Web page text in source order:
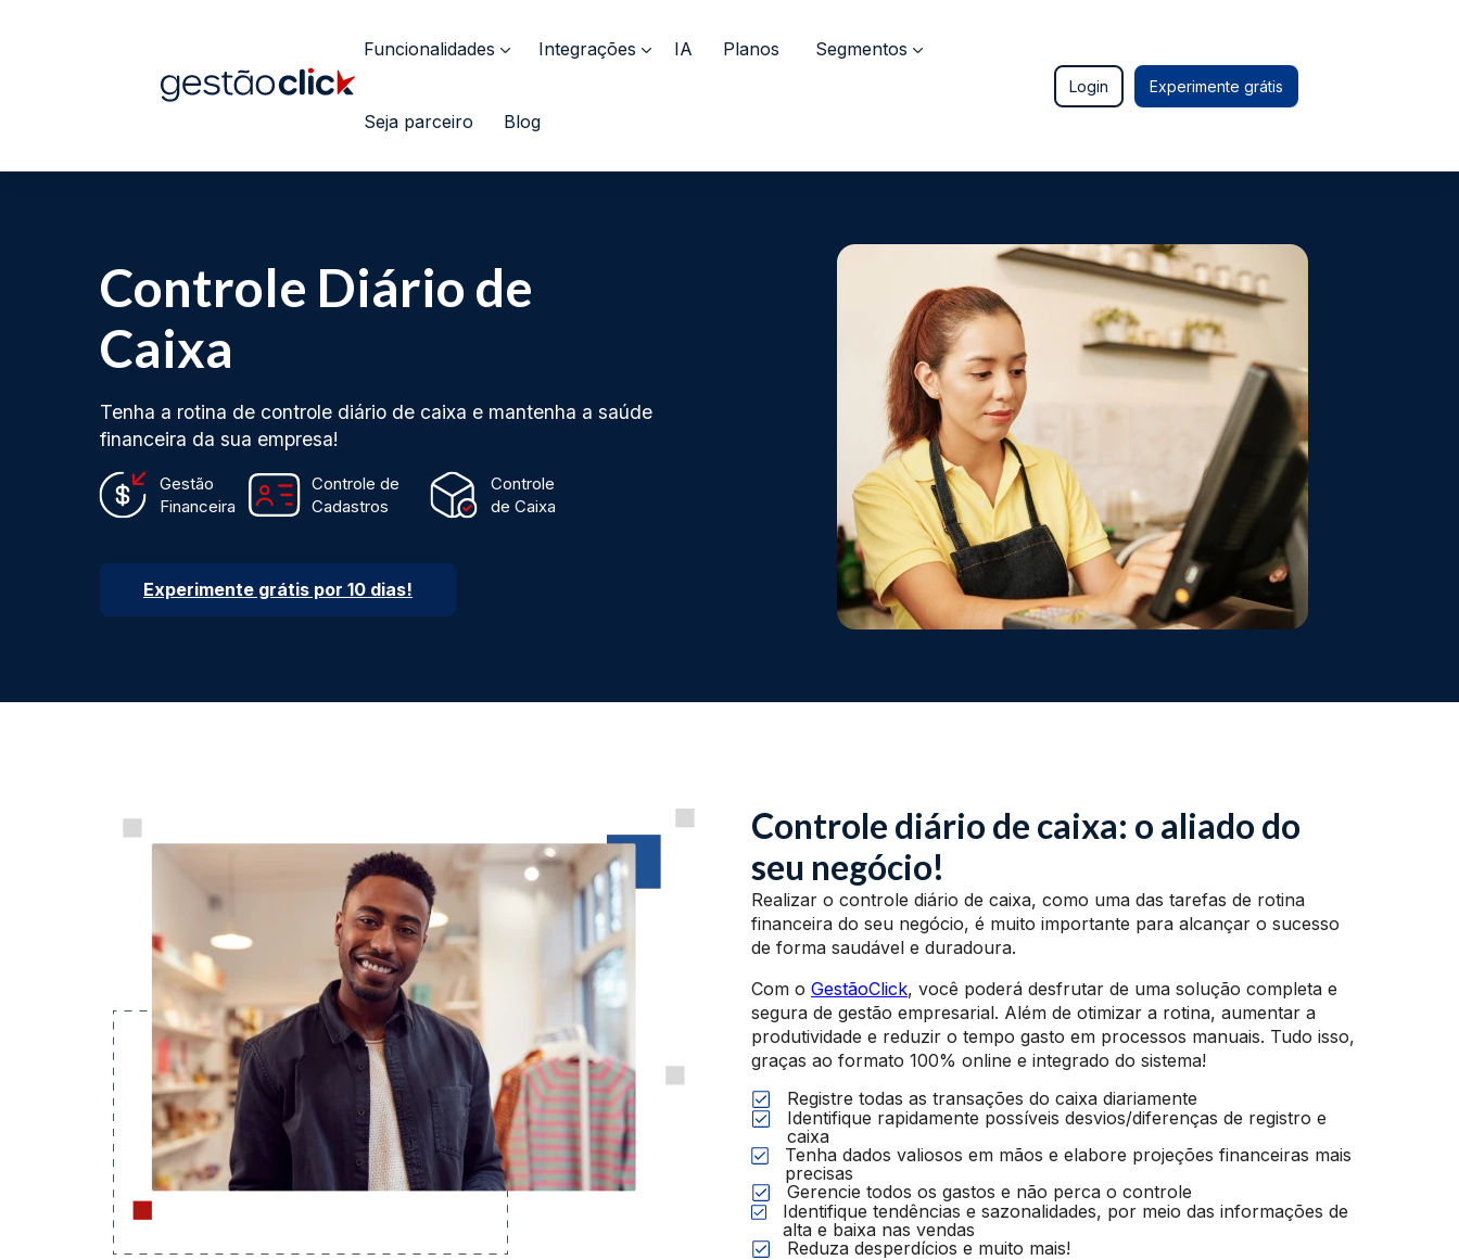
Funcionalidades Integrações IA Planos Segmentos
Seja parceiro Blog
Login Experimente grátis
Controle Diário de
Caixa
Tenha a rotina de controle diário de caixa e mantenha a saúde
financeira da sua empresa!
Gestão
Financeira
Controle de
Cadastros
Controle
de Caixa
Experimente grátis por 10 dias!
Controle diário de caixa: o aliado do
seu negócio!
Realizar o controle diário de caixa, como uma das tarefas de rotina
financeira do seu negócio, é muito importante para alcançar o sucesso
de forma saudável e duradoura.
Com o GestãoClick, você poderá desfrutar de uma solução completa e
segura de gestão empresarial. Além de otimizar a rotina, aumentar a
produtividade e reduzir o tempo gasto em processos manuais. Tudo isso,
graças ao formato 100% online e integrado do sistema!
Registre todas as transações do caixa diariamente
Identifique rapidamente possíveis desvios/diferenças de registro e
caixa
Tenha dados valiosos em mãos e elabore projeções financeiras mais
precisas
Gerencie todos os gastos e não perca o controle
Identifique tendências e sazonalidades, por meio das informações de
alta e baixa nas vendas
Reduza desperdícios e muito mais!